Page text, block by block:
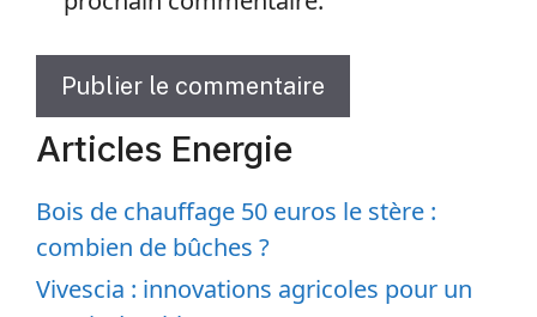
Articles Energie
Bois de chauffage 50 euros le stère :
combien de bûches ?
Vivescia : innovations agricoles pour un